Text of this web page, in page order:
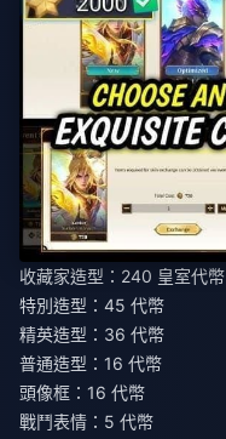
收藏家造型：240 皇室代幣
特別造型：45 代幣
精英造型：36 代幣
普通造型：16 代幣
頭像框：16 代幣
戰鬥表情：5 代幣